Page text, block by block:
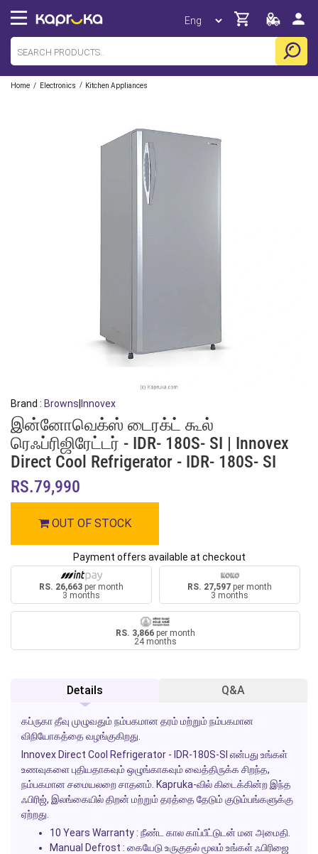
Home / Electronics / Kitchen Appliances
Brand : Browns Innovex
இன்னோவெக்ஸ் டைரக்ட் கூல்
ரெஃப்ரிஜிரேட்டர் - IDR- 180S- SI | Innovex
Direct Cool Refrigerator - IDR- 180S- SI
RS.79,990
OUT OF STOCK
Payment offers available at checkout
RS. 26,663 per month
3 months
RS. 27,597 per month
3 months
RS. 3,866 per month
24 months
Details Q&A
கப்ருகா தீவு முழுவதும் நம்பகமான தரம் மற்றும் நம்பகமான
விநியோகத்தை வழங்குகிறது.
Innovex Direct Cool Refrigerator - IDR-180S-SI என்பது உங்கள்
உணவுகளை புதியதாகவும் ஒழுங்காகவும் வைத்திருக்க சிறந்த,
நம்பகமான சமையலறை சாதனம். Kapruka-வில் கிடைக்கின்ற இந்த
ஃபிரிஜ், இலங்கையில் திறன் மற்றும் தரத்தை தேடும் குடும்பங்களுக்கு
ஏற்றது.
10 Years Warranty: நீண்ட கால காப்பீட்டுடன் மன அமைதி.
Manual Defrost : கையேடு உருகுதல் மூலம் உங்கள் ஃபிரிஜை